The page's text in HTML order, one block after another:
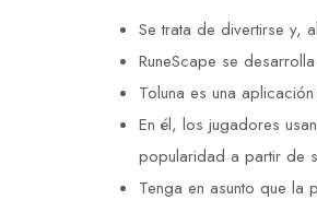
Se trata de divertirse y,
RuneScape se
Toluna es una
En él, los jugadores
popularidad a partir de
Tenga en asunto que